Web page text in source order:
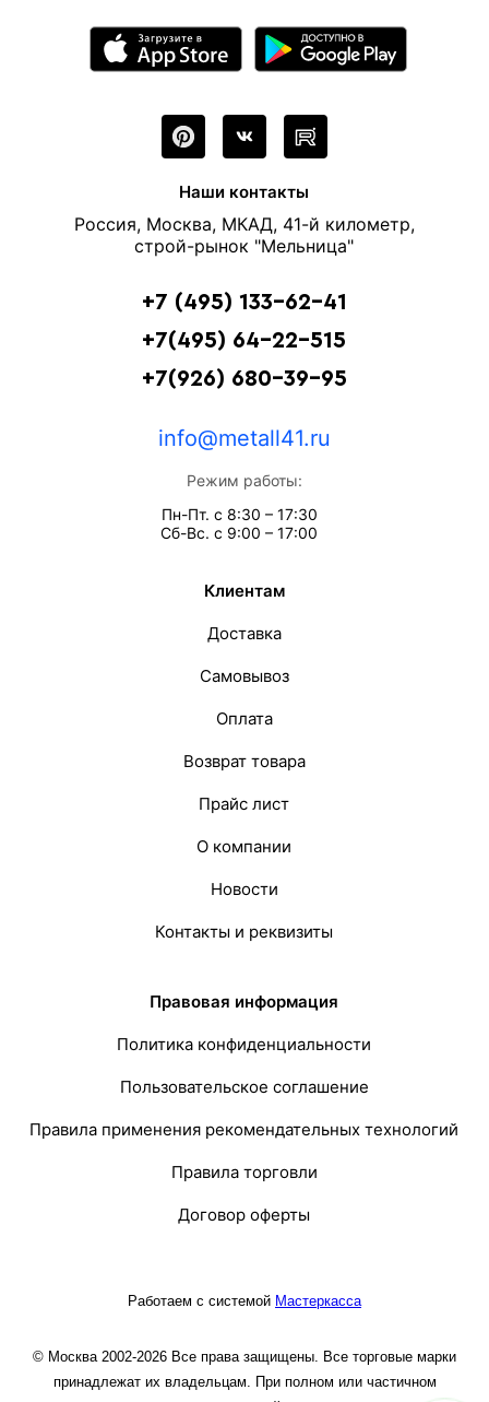
Наши контакты
Россия, Москва, МКАД, 41-й километр,
строй-рынок "Мельница"
+7 (495) 133-62-41
+7(495) 64-22-515
+7(926) 680-39-95
info@metall41.ru
Режим работы:
Пн-Пт. с 8:30 – 17:30
Сб-Вс. с 9:00 – 17:00
Клиентам
Доставка
Самовывоз
Оплата
Возврат товара
Прайс лист
О компании
Новости
Контакты и реквизиты
Правовая информация
Политика конфиденциальности
Пользовательское соглашение
Правила применения рекомендательных технологий
Правила торговли
Договор оферты
Работаем с системой Мастеркасса
© Москва 2002-2026 Все права защищены. Все торговые марки
принадлежат их владельцам. При полном или частичном